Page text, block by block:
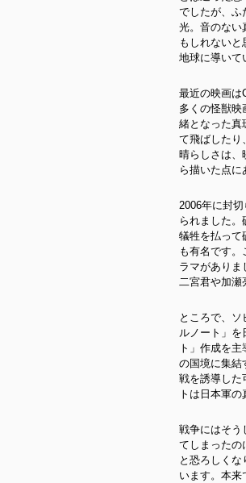
でしたが、ふ
光。音のない
もしれない
地球に導いて
最近の映画は
多くの怪獣映
緒となった真
て飛ばしたり
晴らしさは、
ら描いた点に
2006年に封切
られました
犠牲を払って
も有名です
ラマがありま
二宮君や加瀬
ところで、
ルノート」
ト」作成を
の国境に集結
戦を誘導した
トは日本軍
戦争にはそう
てしまったの
と恐ろしく
います。本来